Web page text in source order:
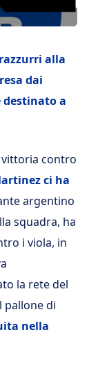
alla
dai
destinato a
contro
ci ha
argentino
squadra, ha
i viola, in
la rete del
pallone di
nella